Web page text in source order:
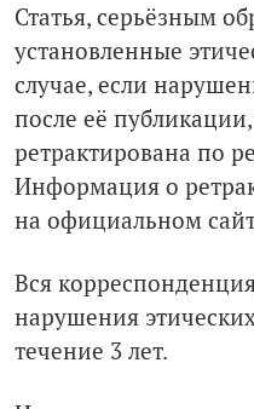
Статья, серьёзным
установленные
случае, если
после её
ретрактирована по
Информация о
на официальном
Вся
нарушения
течение 3 лет.